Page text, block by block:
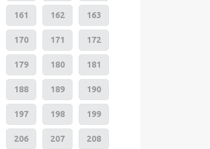
161 162 163
170 171 172
179 180 181
188 189 190
197 198 199
206 207 208